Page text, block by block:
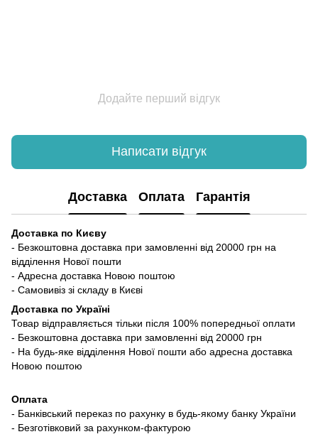
Додайте перший відгук
Написати відгук
Доставка Оплата Гарантія
Доставка по Києву
- Безкоштовна доставка при замовленні від 20000 грн на
відділення Нової пошти
- Адресна доставка Новою поштою
- Самовивіз зі складу в Києві
Доставка по Україні
Товар відправляється тільки після 100% попередньої оплати
- Безкоштовна доставка при замовленні від 20000 грн
- На будь-яке відділення Нової пошти або адресна доставка
Новою поштою
Оплата
- Банківський переказ по рахунку в будь-якому банку України
- Безготівковий за рахунком-фактурою